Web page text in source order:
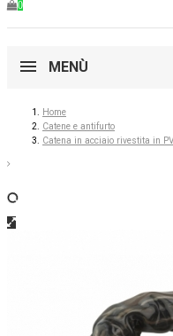
0
MENÙ
Home
Catene e antifurto
Catena in acciaio rivestita in